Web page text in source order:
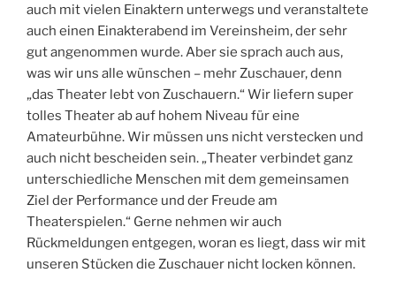
auch mit vielen Einaktern unterwegs und veranstaltete
auch einen Einakterabend im Vereinsheim, der sehr
gut angenommen wurde. Aber sie sprach auch aus,
was wir uns alle wünschen – mehr Zuschauer, denn
„das Theater lebt von Zuschauern.“ Wir liefern super
tolles Theater ab auf hohem Niveau für eine
Amateurbühne. Wir müssen uns nicht verstecken und
auch nicht bescheiden sein. „Theater verbindet ganz
unterschiedliche Menschen mit dem gemeinsamen
Ziel der Performance und der Freude am
Theaterspielen.“ Gerne nehmen wir auch
Rückmeldungen entgegen, woran es liegt, dass wir mit
unseren Stücken die Zuschauer nicht locken können.